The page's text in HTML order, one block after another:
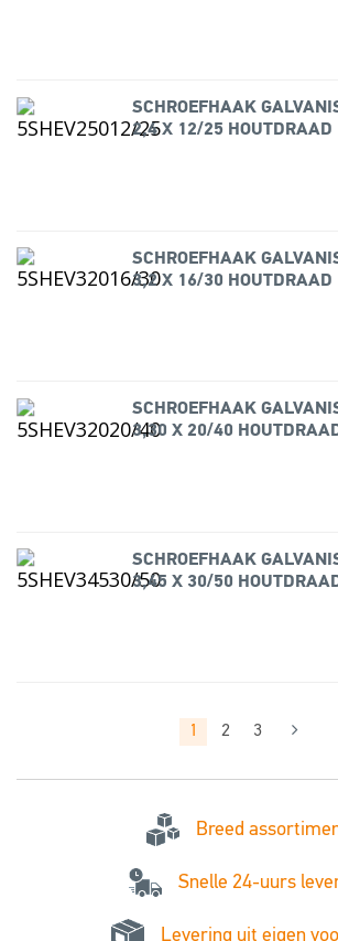
SCHROEFHAAK
2,4 X 12/25 HOUTDRAAD
SCHROEFHAAK
3,2 X 16/30 HOUTDRAAD
SCHROEFHAAK
3,30 X 20/40
SCHROEFHAAK
3,45 X 30/50
1 2 3
Breed
Snelle 24-uurs
Levering uit eigen